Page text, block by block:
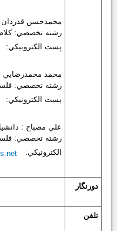
محمدحسن قدردان
رشته تخصصي:
پست الكترونيكي:
محمد محمدرضايي :
رشته تخصصي:
پست الكترونيكي:
علي مصباح :
رشته تخصصي:
الكترونيكي:
دورنگار
تلفن